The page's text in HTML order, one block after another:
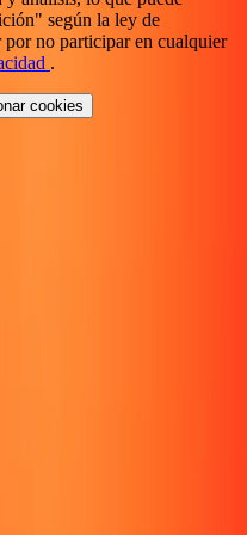
según la ley de
por no participar en cualquier
.
cookies